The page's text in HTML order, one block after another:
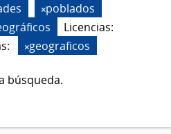
poblados
Licencias:
geograficos
búsqueda.